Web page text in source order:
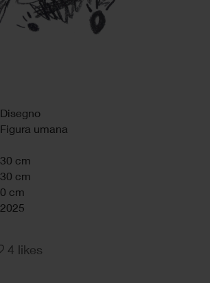
Disegno
Figura umana
30 cm
30 cm
0 cm
2025
4 likes